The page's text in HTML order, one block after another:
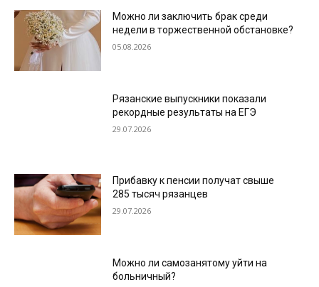
Можно ли заключить брак среди
недели в торжественной обстановке?
05.08.2026
Рязанские выпускники показали
рекордные результаты на ЕГЭ
29.07.2026
Прибавку к пенсии получат свыше
285 тысяч рязанцев
29.07.2026
Можно ли самозанятому уйти на
больничный?